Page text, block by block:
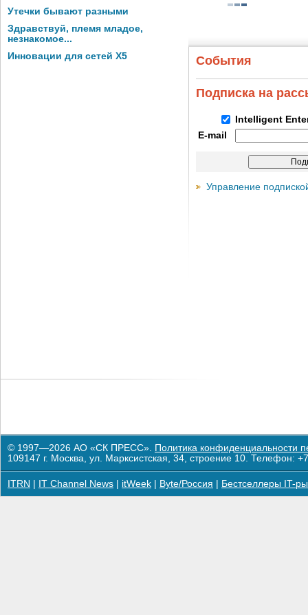
Утечки бывают разными
Здравствуй, племя младое,
незнакомое...
Инновации для сетей X5
События
Подписка на
Intelligent
E-mail
Управление
© 1997—2026 АО «СК ПРЕСС». Политика конфиденциальности
109147 г. Москва, ул. Марксистская, 34, строение 10. Телефон:
ITRN IT Channel News itWeek Byte/Россия Бестселлеры IT-